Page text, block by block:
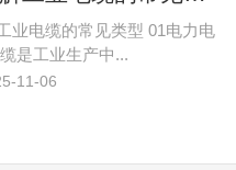
业电缆的常见类型 01电力电
是工业生产中...
11-06